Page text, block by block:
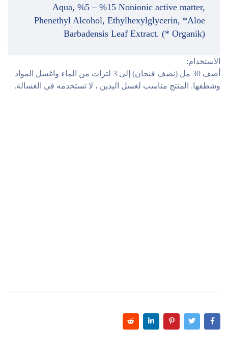
Aqua, %5 – %15 Nonionic active matter,
Phenethyl Alcohol, Ethylhexylglycerin, *Aloe
Barbadensis Leaf Extract. (* Organik)
الاستخدام:
أضف 30 مل (نصف فنجان) إلى 3 لترات من الماء واغسل المواد
وشطفها. المنتج مناسب لغسل اليدين ، لا تستخدمه في الغسالة.